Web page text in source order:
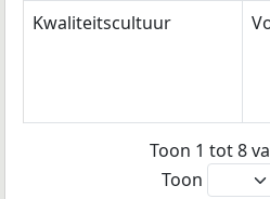
Kwaliteitscultuur
Toon 1 tot 8
Toon